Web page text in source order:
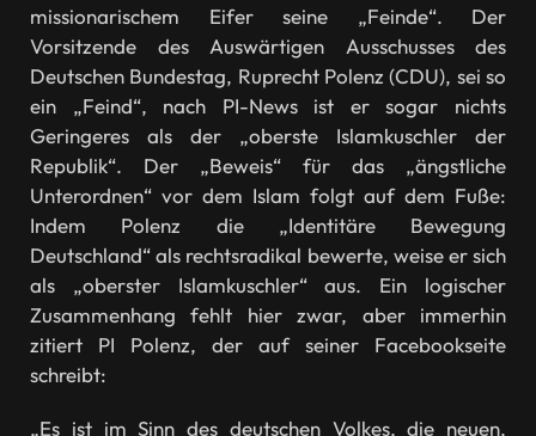
missionarischem Eifer seine „Feinde“. Der
Vorsitzende des Auswärtigen Ausschusses des
Deutschen Bundestag, Ruprecht Polenz (CDU), sei so
ein „Feind“, nach PI-News ist er sogar nichts
Geringeres als der „oberste Islamkuschler der
Republik“. Der „Beweis“ für das „ängstliche
Unterordnen“ vor dem Islam folgt auf dem Fuße:
Indem Polenz die „Identitäre Bewegung
Deutschland“ als rechtsradikal bewerte, weise er sich
als „oberster Islamkuschler“ aus. Ein logischer
Zusammenhang fehlt hier zwar, aber immerhin
zitiert PI Polenz, der auf seiner Facebookseite
schreibt:
„Es ist im Sinn des deutschen Volkes, die neuen,